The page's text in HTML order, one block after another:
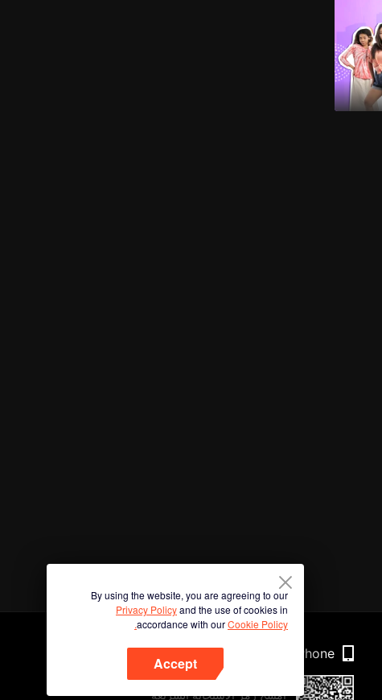
By using the website, you are agreeing to our
Privacy Policyand the use of cookies in
accordance with ourCookie Policy.
Accept
Phone
امسح رمز الاستجابة السريعة